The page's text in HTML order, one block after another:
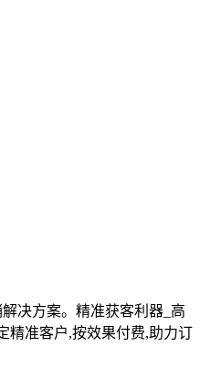
决方案。精准获客利器_高
精准客户,按效果付费,助力订